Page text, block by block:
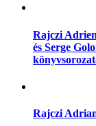
Rajczi
és Serge
Rajczi